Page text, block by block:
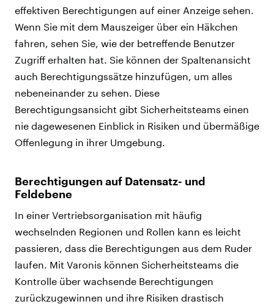
effektiven Berechtigungen auf einer Anzeige sehen.
Wenn Sie mit dem Mauszeiger über ein Häkchen
fahren, sehen Sie, wie der betreffende Benutzer
Zugriff erhalten hat. Sie können der Spaltenansicht
auch Berechtigungssätze hinzufügen, um alles
nebeneinander zu sehen. Diese
Berechtigungsansicht gibt Sicherheitsteams einen
nie dagewesenen Einblick in Risiken und übermäßige
Offenlegung in ihrer Umgebung.
Berechtigungen auf Datensatz- und
Feldebene
In einer Vertriebsorganisation mit häufig
wechselnden Regionen und Rollen kann es leicht
passieren, dass die Berechtigungen aus dem Ruder
laufen. Mit Varonis können Sicherheitsteams die
Kontrolle über wachsende Berechtigungen
zurückzugewinnen und ihre Risiken drastisch